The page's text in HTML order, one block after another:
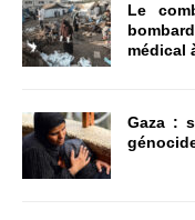
Le
médical
Gaza :